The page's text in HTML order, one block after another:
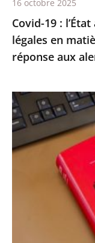
de
préparation
et
de
aux
alertes
et
crises
sanitaires
Covid-19 :
légales en
réponse aux
16 octobre 2025
Exécution
provisoire
d’une
peine
d’inéligibilité